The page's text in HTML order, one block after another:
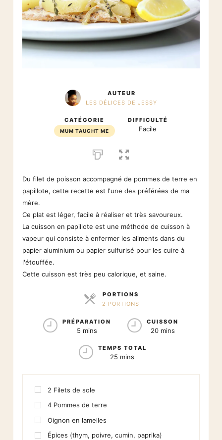
AUTEUR
LES DÉLICES DE JESSY
CATÉGORIE
MUM TAUGHT ME
DIFFICULTÉ
Facile
Du filet de poisson accompagné de pommes de terre en
papillote, cette recette est l'une des préférées de ma
mère.
Ce plat est léger, facile à réaliser et très savoureux.
La cuisson en papillote est une méthode de cuisson à
vapeur qui consiste à enfermer les aliments dans du
papier aluminium ou papier sulfurisé pour les cuire à
l'étouffée.
Cette cuisson est très peu calorique, et saine.
PORTIONS
2 PORTIONS
PRÉPARATION
5 mins
CUISSON
20 mins
TEMPS TOTAL
25 mins
2 Filets de sole
4 Pommes de terre
Oignon en lamelles
Épices (thym, poivre, cumin, paprika)